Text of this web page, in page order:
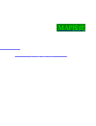
MAP按此